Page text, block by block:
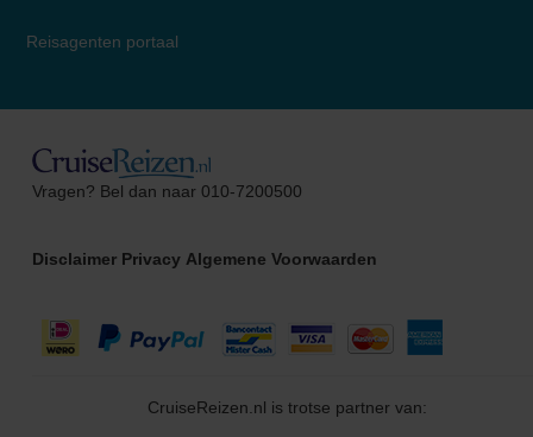
Reisagenten portaal
Cruise Specialist
Vragen? Bel dan naar 010-7200500
Disclaimer Privacy Algemene Voorwaarden
CruiseReizen.nl is trotse partner van: